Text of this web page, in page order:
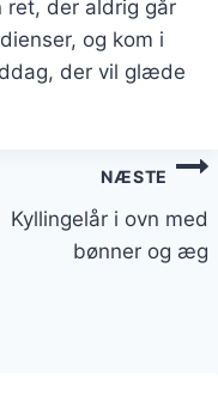
ret, der aldrig går
og kom i
der vil glæde
NÆSTE
Kyllingelår i ovn med
bønner og æg